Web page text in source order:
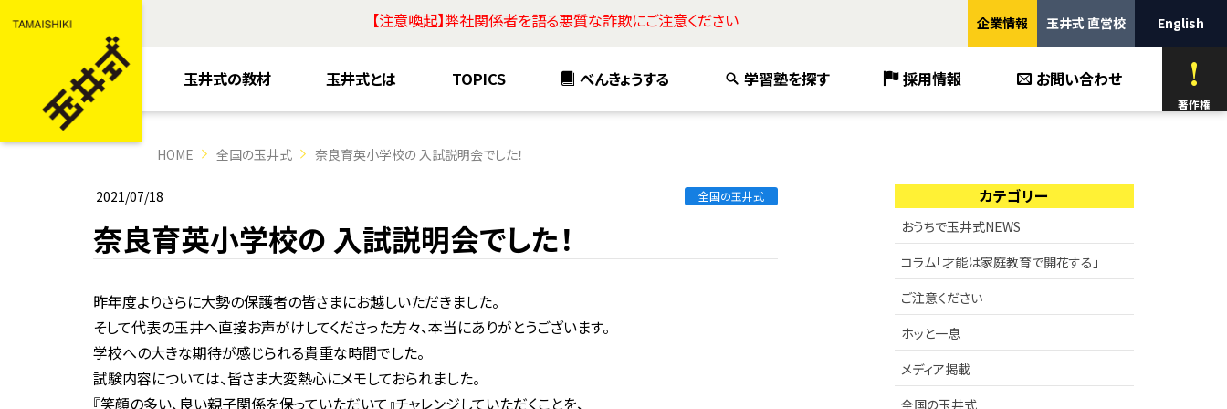
【注意喚起】弊社関係者を語る悪質な詐欺にご注意ください 企業情報 玉井式 直営校 English
玉井式の教材 玉井式とは TOPICS べんきょうする 学習塾を探す 採用情報 お問い合わせ
著作権
HOME 全国の玉井式 奈良育英小学校の 入試説明会でした！
2021/07/18 全国の玉井式
奈良育英小学校の 入試説明会でした！
昨年度よりさらに大勢の保護者の皆さまにお越しいただきました。
そして代表の玉井へ直接お声がけしてくださった方々、本当にありがとうございます。
学校への大きな期待が感じられる貴重な時間でした。
試験内容については、皆さま大変熱心にメモしておられました。
『笑顔の多い、良い親子関係を保っていただいて』チャレンジしていただくことを、
カテゴリー
おうちで玉井式NEWS
コラム「才能は家庭教育で開花する」
ご注意ください
ホッと一息
メディア掲載
全国の玉井式